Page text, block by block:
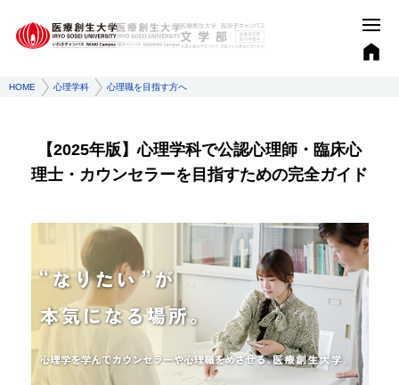
HOME 心理学科 心理職を目指す方へ
【2025年版】心理学科で公認心理師・臨床心
理士・カウンセラーを目指すための完全ガイド